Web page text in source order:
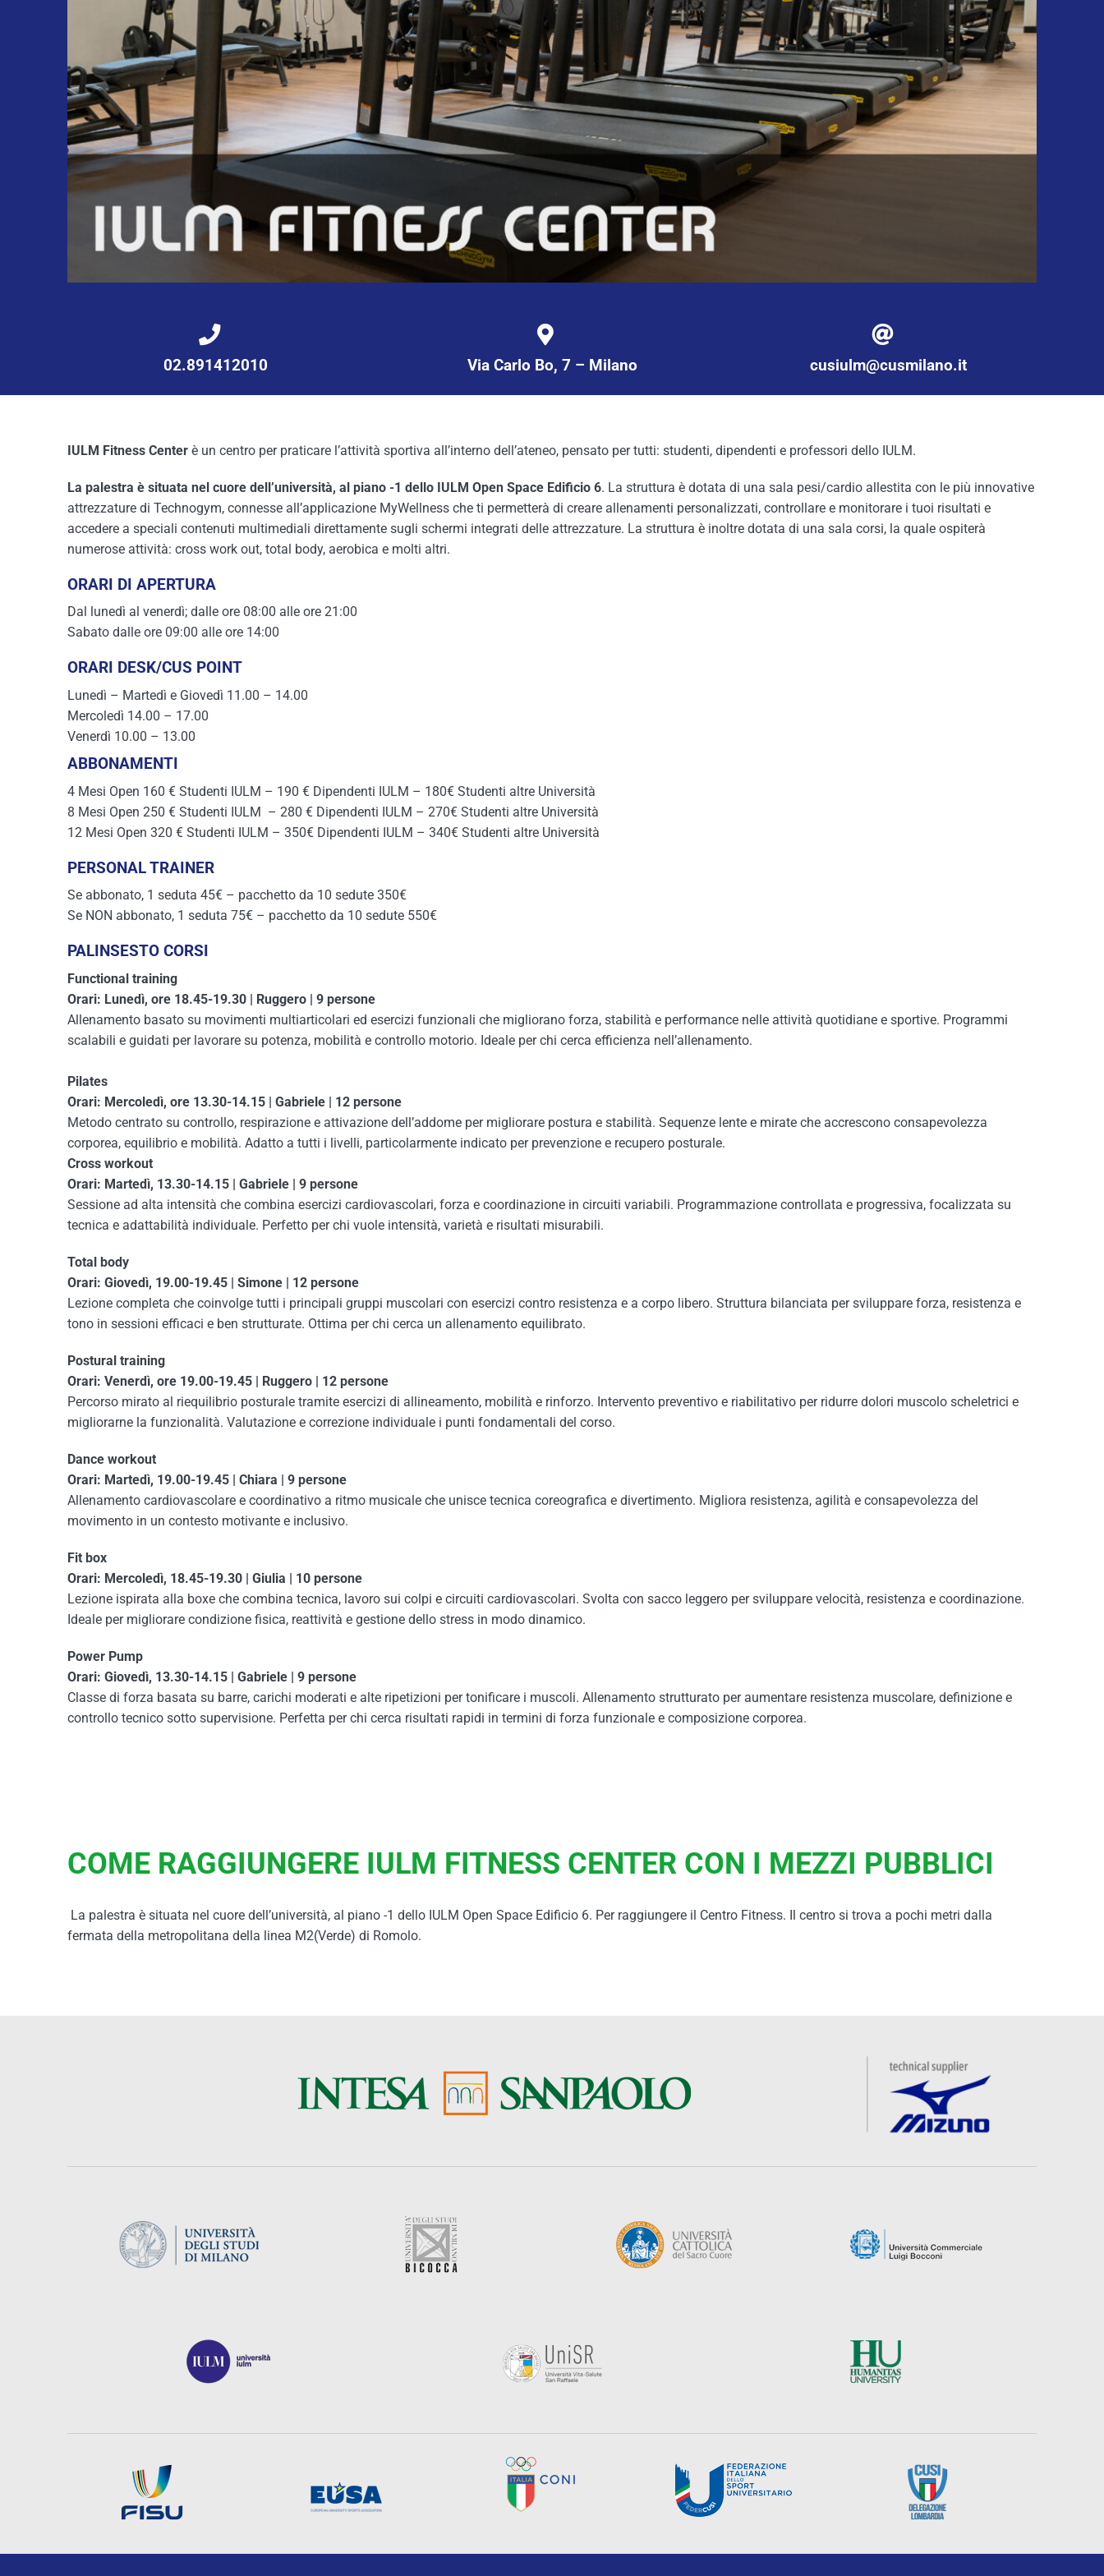
02.891412010 Via Carlo Bo, 7 – Milano cusiulm@cusmilano.it
IULM Fitness Centerè un centro per praticare l’attività sportiva all’interno dell’ateneo, pensato per tutti: studenti, dipendenti e professori dello IULM.
La palestra è situata nel cuore dell’università, al piano -1 dello IULM Open Space Edificio 6. La struttura è dotata di una sala pesi/cardio allestita con le più innovative
attrezzature di Technogym, connesse all’applicazione MyWellness che ti permetterà di creare allenamenti personalizzati, controllare e monitorare i tuoi risultati e
accedere a speciali contenuti multimediali direttamente sugli schermi integrati delle attrezzature. La struttura è inoltre dotata di una sala corsi, la quale ospiterà
numerose attività: cross work out, total body, aerobica e molti altri.
ORARI DI APERTURA
Dal lunedì al venerdì; dalle ore 08:00 alle ore 21:00
Sabato dalle ore 09:00 alle ore 14:00
ORARI DESK/CUS POINT
Lunedì – Martedì e Giovedì 11.00 – 14.00
Mercoledì 14.00 – 17.00
Venerdì 10.00 – 13.00
ABBONAMENTI
4 Mesi Open 160 € Studenti IULM – 190 € Dipendenti IULM – 180€ Studenti altre Università
8 Mesi Open 250 € Studenti IULM – 280 € Dipendenti IULM – 270€ Studenti altre Università
12 Mesi Open 320 € Studenti IULM – 350€ Dipendenti IULM – 340€ Studenti altre Università
PERSONAL TRAINER
Se abbonato, 1 seduta 45€ – pacchetto da 10 sedute 350€
Se NON abbonato, 1 seduta 75€ – pacchetto da 10 sedute 550€
PALINSESTO CORSI
Functional training
Orari: Lunedì, ore 18.45-19.30 | Ruggero | 9 persone
Allenamento basato su movimenti multiarticolari ed esercizi funzionali che migliorano forza, stabilità e performance nelle attività quotidiane e sportive. Programmi
scalabili e guidati per lavorare su potenza, mobilità e controllo motorio. Ideale per chi cerca efficienza nell’allenamento.
Pilates
Orari: Mercoledì, ore 13.30-14.15 | Gabriele | 12 persone
Metodo centrato su controllo, respirazione e attivazione dell’addome per migliorare postura e stabilità. Sequenze lente e mirate che accrescono consapevolezza
corporea, equilibrio e mobilità. Adatto a tutti i livelli, particolarmente indicato per prevenzione e recupero posturale.
Cross workout
Orari: Martedì, 13.30-14.15 | Gabriele | 9 persone
Sessione ad alta intensità che combina esercizi cardiovascolari, forza e coordinazione in circuiti variabili. Programmazione controllata e progressiva, focalizzata su
tecnica e adattabilità individuale. Perfetto per chi vuole intensità, varietà e risultati misurabili.
Total body
Orari: Giovedì, 19.00-19.45 | Simone | 12 persone
Lezione completa che coinvolge tutti i principali gruppi muscolari con esercizi contro resistenza e a corpo libero. Struttura bilanciata per sviluppare forza, resistenza e
tono in sessioni efficaci e ben strutturate. Ottima per chi cerca un allenamento equilibrato.
Postural training
Orari: Venerdì, ore 19.00-19.45 | Ruggero | 12 persone
Percorso mirato al riequilibrio posturale tramite esercizi di allineamento, mobilità e rinforzo. Intervento preventivo e riabilitativo per ridurre dolori muscolo scheletrici e
migliorarne la funzionalità. Valutazione e correzione individuale i punti fondamentali del corso.
Dance workout
Orari: Martedì, 19.00-19.45 | Chiara | 9 persone
Allenamento cardiovascolare e coordinativo a ritmo musicale che unisce tecnica coreografica e divertimento. Migliora resistenza, agilità e consapevolezza del
movimento in un contesto motivante e inclusivo.
Fit box
Orari: Mercoledì, 18.45-19.30 | Giulia | 10 persone
Lezione ispirata alla boxe che combina tecnica, lavoro sui colpi e circuiti cardiovascolari. Svolta con sacco leggero per sviluppare velocità, resistenza e coordinazione.
Ideale per migliorare condizione fisica, reattività e gestione dello stress in modo dinamico.
Power Pump
Orari: Giovedì, 13.30-14.15 | Gabriele | 9 persone
Classe di forza basata su barre, carichi moderati e alte ripetizioni per tonificare i muscoli. Allenamento strutturato per aumentare resistenza muscolare, definizione e
controllo tecnico sotto supervisione. Perfetta per chi cerca risultati rapidi in termini di forza funzionale e composizione corporea.
COME RAGGIUNGERE IULM FITNESS CENTER CON I MEZZI PUBBLICI
La palestra è situata nel cuore dell’università, al piano -1 dello IULM Open Space Edificio 6. Per raggiungere il Centro Fitness. Il centro si trova a pochi metri dalla
fermata della metropolitana della linea M2(Verde) di Romolo.